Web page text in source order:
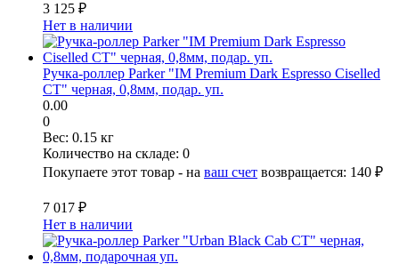
3 125 ₽
Нет в наличии
Ручка-роллер Parker "IM Premium Dark Espresso Ciselled
CT" черная, 0,8мм, подар. уп.
0.00
0
Вес: 0.15 кг
Количество на складе: 0
Покупаете этот товар - на ваш счет возвращается: 140 ₽
7 017 ₽
Нет в наличии